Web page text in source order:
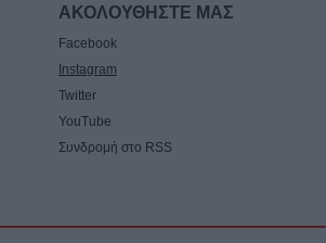
ΑΚΟΛΟΥΘΗΣΤΕ ΜΑΣ
Facebook
Instagram
Twitter
YouTube
Συνδρομή στο RSS